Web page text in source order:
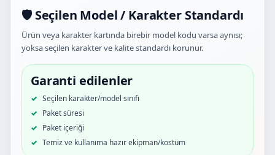
🛡️ Seçilen Model / Karakter Standardı
Ürün veya karakter kartında birebir model kodu varsa aynısı;
yoksa seçilen karakter ve kalite standardı korunur.
Garanti edilenler
Seçilen karakter/model sınıfı
Paket süresi
Paket içeriği
Temiz ve kullanıma hazır ekipman/kostüm